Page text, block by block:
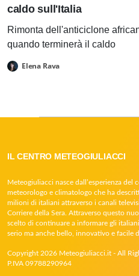
caldo sull'Italia
Rimonta dell'anticiclone
quando terminerà il caldo
Elena Rava
IL CENTRO METEOGIULIACCI
Meteogiuliacci nasce dall’esperienza
meteorologo e climatologo che ha
milioni di italiani attraverso i canali
Corriere della Sera. Attraverso questo
scelto di continuare a informare gli
serio ma anche bello, innovativo e facile
Copyright 2026 Meteogiuliacci.it - All
P.IVA 09788290964